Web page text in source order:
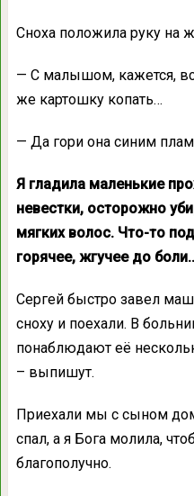
Сноха положила руку на
— С малышом, кажется,
же картошку копать…
— Да гори она синим
Я гладила маленькие
невестки, осторожно
мягких волос. Что-то
горячее, жгучее до
Сергей быстро завел
сноху и поехали. В
понаблюдают её
– выпишут.
Приехали мы с сыном
спал, а я Бога молила,
благополучно.